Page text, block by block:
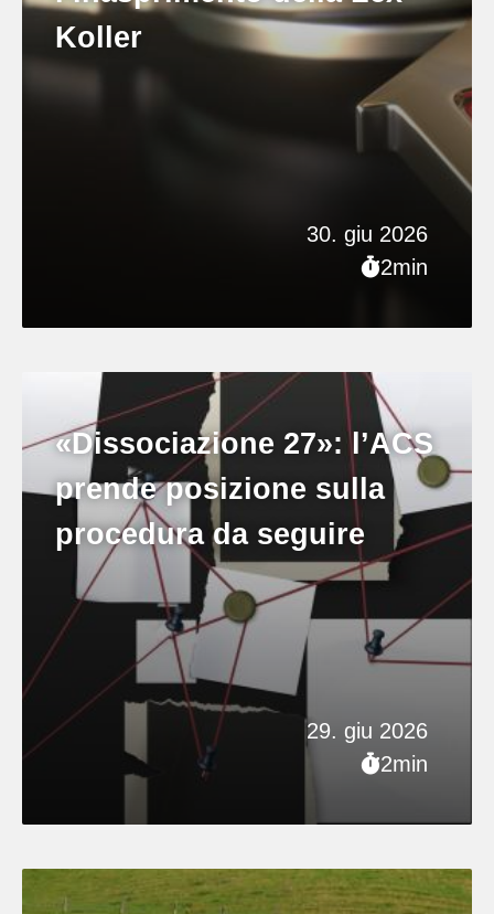
30. giu 2026
2min
Koller
29. giu 2026
2min
«Dissociazione 27»: l’ACS
prende posizione sulla
procedura da seguire